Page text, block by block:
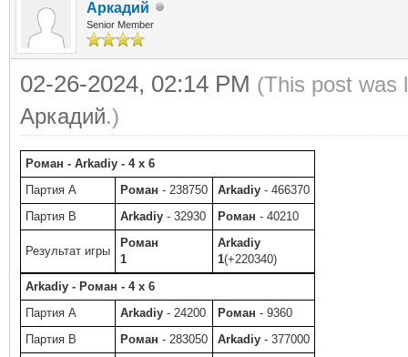
Аркадий
Senior Member
02-26-2024, 02:14 PM (This post was
Аркадий.)
Роман - Arkadiy - 4 x 6
Партия A
Роман - 238750 Arkadiy - 466370
Партия B
Arkadiy - 32930 Роман - 40210
Результат игры
Роман
1
Arkadiy
1(+220340)
Arkadiy - Роман - 4 x 6
Партия A
Arkadiy - 24200 Роман - 9360
Партия B
Роман - 283050 Arkadiy - 377000